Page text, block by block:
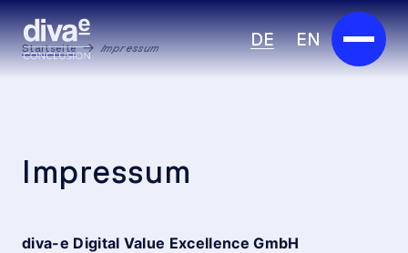
DE EN
Branchen
Partner
Startseite Impressum
Impressum
diva-e Digital Value Excellence GmbH